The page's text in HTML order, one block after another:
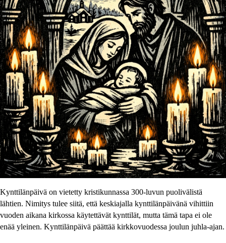
Kynttilänpäivä on vietetty kristikunnassa 300-luvun puolivälistä
lähtien. Nimitys tulee siitä, että keskiajalla kynttilänpäivänä vihittiin
vuoden aikana kirkossa käytettävät kynttilät, mutta tämä tapa ei ole
enää yleinen. Kynttilänpäivä päättää kirkkovuodessa joulun juhla-ajan.